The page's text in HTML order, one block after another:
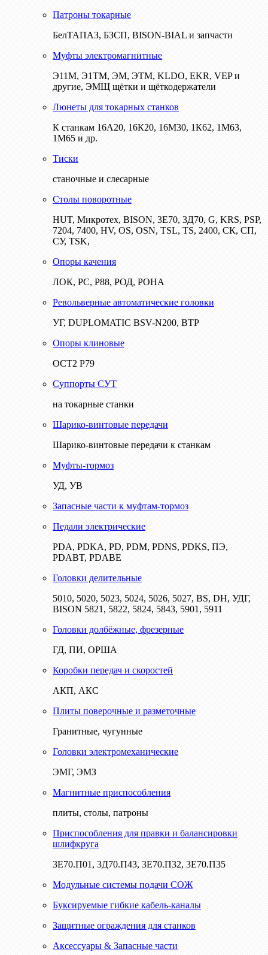
Патроны токарные
БелТАПАЗ, БЗСП, BISON-BIAL и запчасти
Муфты электромагнитные
Э11М, Э1ТМ, ЭМ, ЭТМ, KLDO, EKR, VEP и
другие, ЭМЩ щётки и щёткодержатели
Люнеты для токарных станков
К станкам 16А20, 16К20, 16М30, 1К62, 1М63,
1М65 и др.
Тиски
станочные и слесарные
Столы поворотные
HUT, Микротех, BISON, 3Е70, 3Д70, G, KRS, PSP,
7204, 7400, HV, OS, OSN, TSL, TS, 2400, СК, СП,
СУ, TSK,
Опоры качения
ЛОК, РС, Р88, РОД, РОНА
Револьверные автоматические головки
УГ, DUPLOMATIC BSV-N200, ВТР
Опоры клиновые
ОСТ2 Р79
Суппорты СУТ
на токарные станки
Шарико-винтовые передачи
Шарико-винтовые передачи к станкам
Муфты-тормоз
УД, УВ
Запасные части к муфтам-тормоз
Педали электрические
PDA, PDKA, PD, PDM, PDNS, PDKS, ПЭ,
PDABT, PDABE
Головки делительные
5010, 5020, 5023, 5024, 5026, 5027, BS, DH, УДГ,
BISON 5821, 5822, 5824, 5843, 5901, 5911
Головки долбёжные, фрезерные
ГД, ПИ, ОРША
Коробки передач и скоростей
АКП, АКС
Плиты поверочные и разметочные
Гранитные, чугунные
Головки электромеханические
ЭМГ, ЭМЗ
Магнитные приспособления
плиты, столы, патроны
Приспособления для правки и балансировки
шлифкруга
3Е70.П01, 3Д70.П43, 3Е70.П32, 3Е70.П35
Модульные системы подачи СОЖ
Буксируемые гибкие кабель-каналы
Защитные ограждения для станков
Аксессуары & Запасные части